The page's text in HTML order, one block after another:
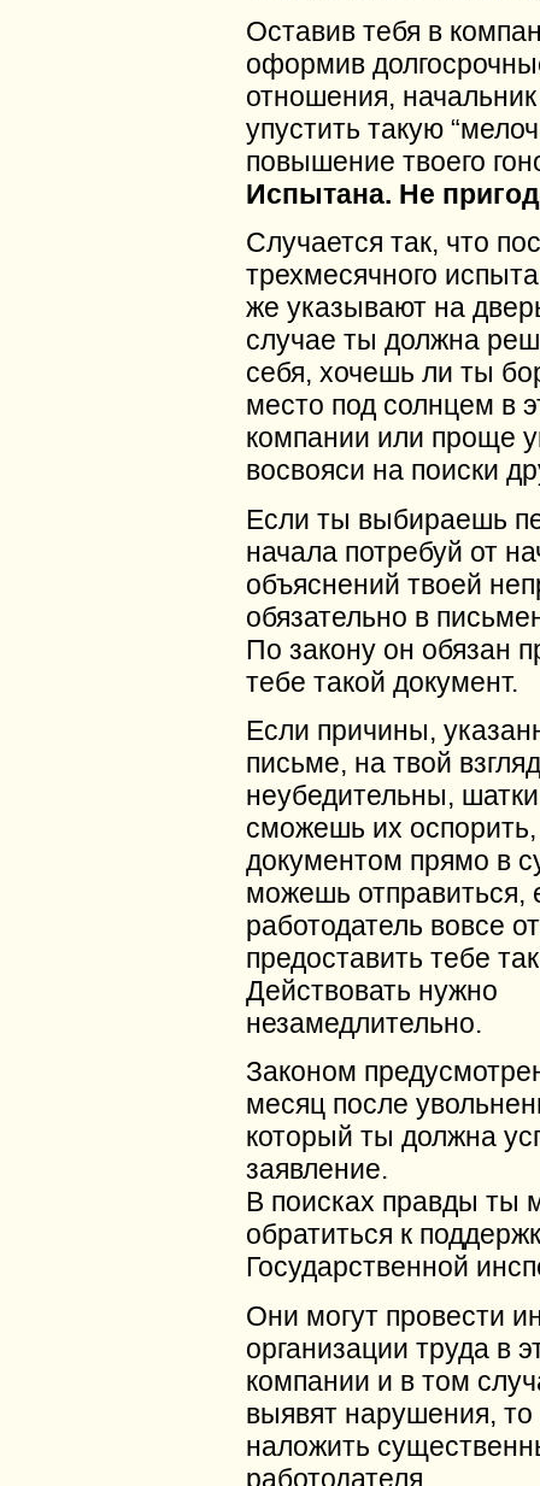
Оставив тебя в
оформив
отношения,
упустить такую
повышение твоего
Испытана. Не
Случается так, что
трехмесячного
же указывают на
случае ты должна
себя, хочешь ли ты
место под солнцем в
компании или проще
восвояси на поиски
Если ты выбираешь
начала потребуй от
объяснений твоей
обязательно в
По закону он обязан
тебе такой документ.
Если причины,
письме, на твой взгляд
неубедительны,
сможешь их
документом прямо в
можешь отправиться,
работодатель вовсе
предоставить тебе
Действовать нужно
незамедлительно.
Законом
месяц после
который ты должна
заявление.
В поисках правды ты
обратиться к
Государственной
Они могут провести
организации труда в
компании и в том
выявят нарушения, то
наложить
работодателя.